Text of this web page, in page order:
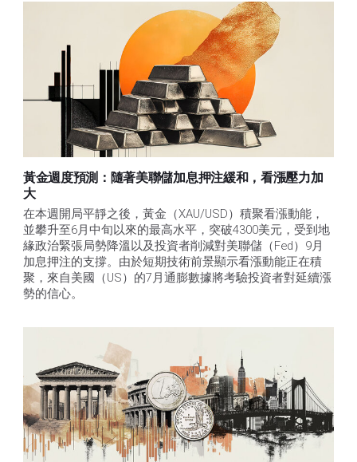
黃金週度預測：隨著美聯儲加息押注緩和，看漲壓力加
大
在本週開局平靜之後，黃金（XAU/USD）積聚看漲動能，
並攀升至6月中旬以來的最高水平，突破4300美元，受到地
緣政治緊張局勢降溫以及投資者削減對美聯儲（Fed）9月
加息押注的支撐。由於短期技術前景顯示看漲動能正在積
聚，來自美國（US）的7月通膨數據將考驗投資者對延續漲
勢的信心。